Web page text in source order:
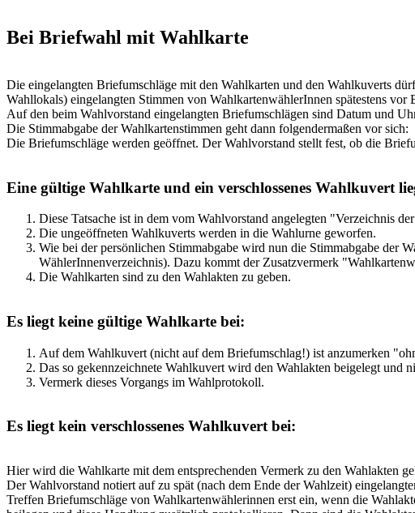
Bei Briefwahl mit Wahlkarte
Die eingelangten Briefumschläge mit den Wahlkarten und den Wahlkuverts
Wahllokals) eingelangten Stimmen von WahlkartenwählerInnen spätestens
Auf den beim Wahlvorstand eingelangten Briefumschlägen sind Datum und
Die Stimmabgabe der Wahlkartenstimmen geht dann folgendermaßen vor sich:
Die Briefumschläge werden geöffnet. Der Wahlvorstand stellt fest, ob die
Eine gültige Wahlkarte und ein verschlossenes Wahlkuvert
Diese Tatsache ist in dem vom Wahlvorstand angelegten "Verzeichnis
Die ungeöffneten Wahlkuverts werden in die Wahlurne geworfen.
Wie bei der persönlichen Stimmabgabe wird nun die Stimmabgabe der
WählerInnenverzeichnis). Dazu kommt der Zusatzvermerk
Die Wahlkarten sind zu den Wahlakten zu geben.
Es liegt keine gültige Wahlkarte bei:
Auf dem Wahlkuvert (nicht auf dem Briefumschlag!) ist anzumerken
Das so gekennzeichnete Wahlkuvert wird den Wahlakten beigelegt und
Vermerk dieses Vorgangs im Wahlprotokoll.
Es liegt kein verschlossenes Wahlkuvert bei:
Hier wird die Wahlkarte mit dem entsprechenden Vermerk zu den Wahlakten
Der Wahlvorstand notiert auf zu spät (nach dem Ende der Wahlzeit)
Treffen Briefumschläge von Wahlkartenwählerinnen erst ein, wenn die